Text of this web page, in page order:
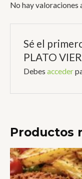
No hay valoraciones
Sé el
PLATO
Debes acceder
Productos